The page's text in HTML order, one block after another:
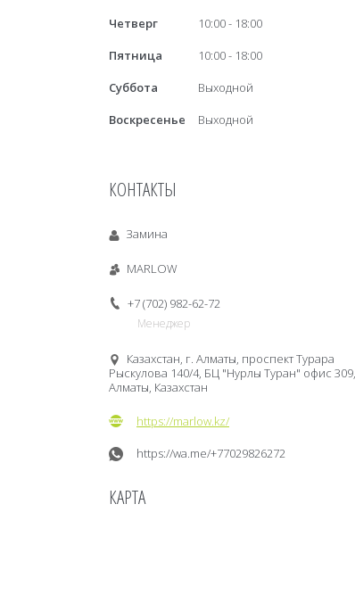
Четверг
10:00
18:00
Пятница
10:00
18:00
Суббота
Выходной
Воскресенье
Выходной
КОНТАКТЫ
Замина
MARLOW
+7 (702) 982-62-72
Менеджер
Казахстан, г. Алматы, проспект Турара
Рыскулова 140/4, БЦ "Нурлы Туран" офис 309,
Алматы, Казахстан
https://marlow.kz/
https://wa.me/+77029826272
КАРТА